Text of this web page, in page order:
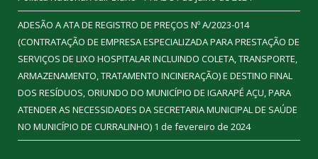
ADESÃO A ATA DE REGISTRO DE PREÇOS Nº A/2023-014
(CONTRATAÇÃO DE EMPRESA ESPECIALIZADA PARA PRESTAÇÃO DE
SERVIÇOS DE LIXO HOSPITALAR INCLUINDO COLETA, TRANSPORTE,
ARMAZENAMENTO, TRATAMENTO INCINERAÇÃO) E DESTINO FINAL
DOS RESÍDUOS, ORIUNDO DO MUNICÍPIO DE IGARAPÉ AÇU, PARA
ATENDER AS NECESSIDADES DA SECRETARIA MUNICIPAL DE SAÚDE
NO MUNICÍPIO DE CURRALINHO) 1 de fevereiro de 2024